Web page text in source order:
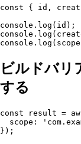
const { id,
console.log(id);
ビルドバリ
する
const result =
scope:
});